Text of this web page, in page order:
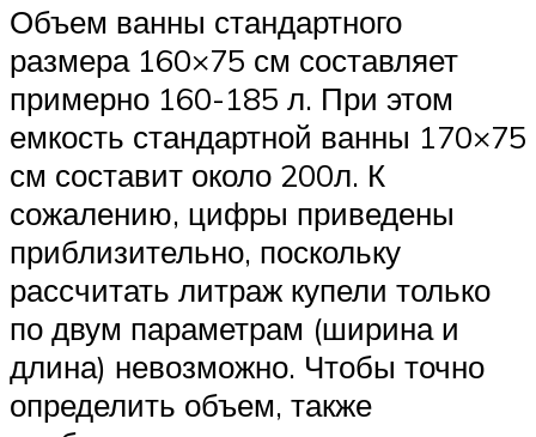
Объем ванны стандартного
размера 160×75 см составляет
примерно 160-185 л. При этом
емкость стандартной ванны 170×75
см составит около 200л. К
сожалению, цифры приведены
приблизительно, поскольку
рассчитать литраж купели только
по двум параметрам (ширина и
длина) невозможно. Чтобы точно
определить объем, также